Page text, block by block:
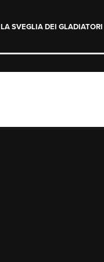
LA SVEGLIA DEI GLADIATORI